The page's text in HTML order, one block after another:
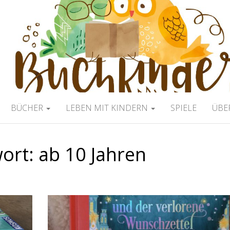
BÜCHER LEBEN MIT KINDERN SPIELE
ab 10 Jahren